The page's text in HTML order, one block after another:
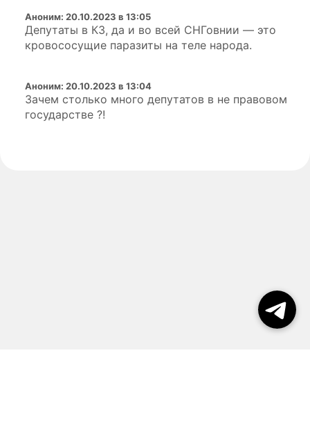
Аноним: 20.10.2023 в 13:05
Депутаты в КЗ, да и во всей СНГовнии — это
кровососущие паразиты на теле народа.
Аноним: 20.10.2023 в 13:04
Зачем столько много депутатов в не правовом
государстве ?!